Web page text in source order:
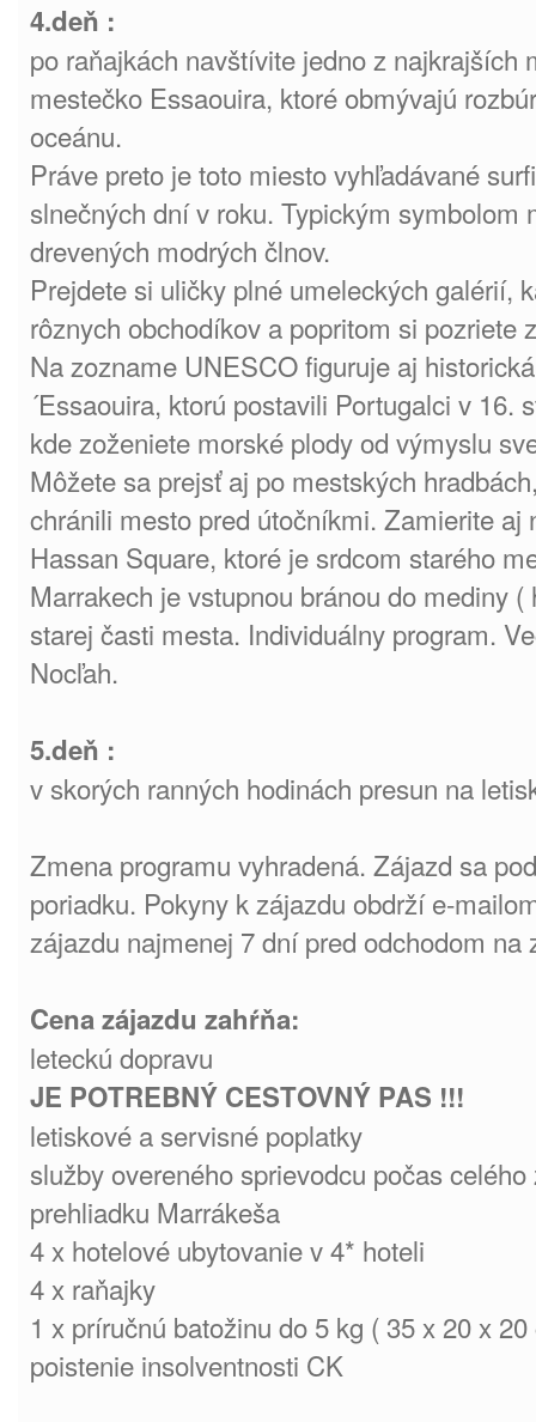
4.deň :
po raňajkách navštívite jedno z najkrajších
mestečko Essaouira, ktoré obmývajú
oceánu.
Práve preto je toto miesto vyhľadávané
slnečných dní v roku. Typickým symbolom
drevených modrých člnov.
Prejdete si uličky plné umeleckých galérií,
rôznych obchodíkov a popritom si pozriete
Na zozname UNESCO figuruje aj
´Essaouira, ktorú postavili Portugalci v 16.
kde zoženiete morské plody od výmyslu
Môžete sa prejsť aj po mestských
chránili mesto pred útočníkmi. Zamierite aj
Hassan Square, ktoré je srdcom starého
Marrakech je vstupnou bránou do mediny
starej časti mesta. Individuálny program.
Nocľah.
5.deň :
v skorých ranných hodinách presun na
Zmena programu vyhradená. Zájazd sa
poriadku. Pokyny k zájazdu obdrží e-
zájazdu najmenej 7 dní pred odchodom na
Cena zájazdu zahŕňa:
leteckú dopravu
JE POTREBNÝ CESTOVNÝ PAS !!!
letiskové a servisné poplatky
služby overeného sprievodcu počas celého
prehliadku Marrákeša
4 x hotelové ubytovanie v 4* hoteli
4 x raňajky
1 x príručnú batožinu do 5 kg ( 35 x 20 x
poistenie insolventnosti CK